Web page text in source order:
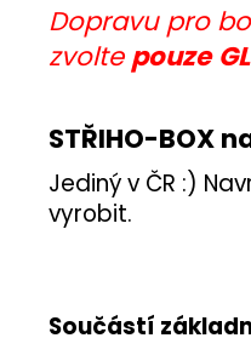
Dopravu pro
zvolte pouze
STŘIHO-BOX
Jediný v ČR :)
vyrobit.
Součástí
ODLITKY
Původně: